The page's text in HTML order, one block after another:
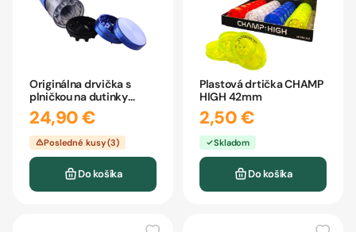
Originálna drvička s
plničkou na dutinky
Black Leaf
24,90 €
Posledné kusy (3)
Do košíka
Plastová drtička CHAMP
HIGH 42mm
2,50 €
Skladom
Do košíka